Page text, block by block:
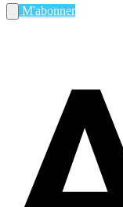
M'abonner